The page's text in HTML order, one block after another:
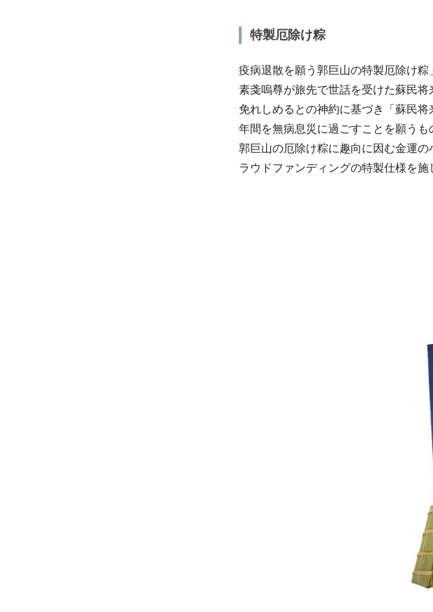
特製厄除け粽
疫病退散を願う郭巨山の特製厄除け粽
素戔嗚尊が旅先で世話を受けた蘇民
免れしめるとの神約に基づき「蘇民
年間を無病息災に過ごすことを願うも
郭巨山の厄除け粽に趣向に因む金運
ラウドファンディングの特製仕様を施